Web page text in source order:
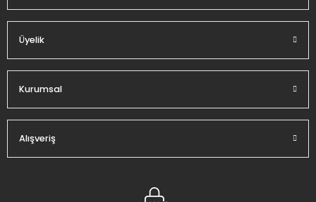
Üyelik
Kurumsal
Alışveriş